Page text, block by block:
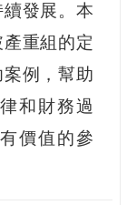
發展。本
重組的定
例，幫助
和財務過
價值的參